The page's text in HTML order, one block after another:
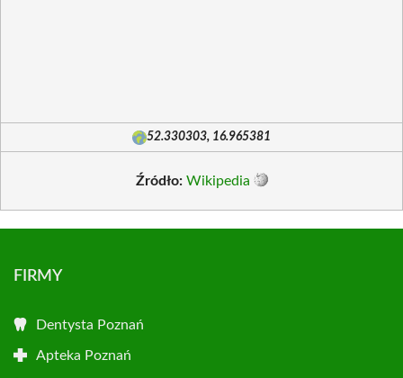
52.330303, 16.965381
Źródło: Wikipedia
FIRMY
Dentysta Poznań
Apteka Poznań